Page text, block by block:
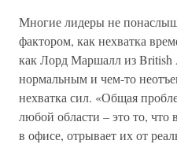
Многие лидеры не
фактором, как нехватка
как Лорд Маршалл из British
нормальным и чем-то
нехватка сил. «Общая
любой области – это то, что
в офисе, отрывает их от